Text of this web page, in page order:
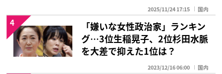
2025/11/24 17:15 国内
「嫌いな女性政治家」ランキン
グ…3位生稲晃子、2位杉田水脈
を大差で抑えた1位は？
2023/12/16 06:00 国内
4